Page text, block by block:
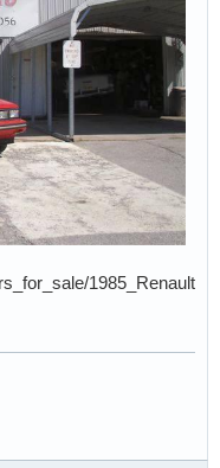
1985_Renault